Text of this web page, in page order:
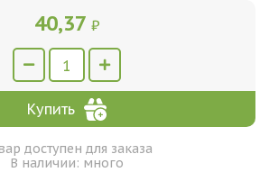
40,37 ₽
Купить
доступен для заказа
В наличии: много